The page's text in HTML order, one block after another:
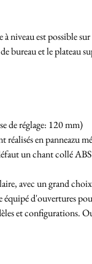
niveau est possible
bureau et le plateau
de réglage: 120 mm)
réalisés en panneazu
un chant collé
avec un grand
d'ouvertures
et configurations.